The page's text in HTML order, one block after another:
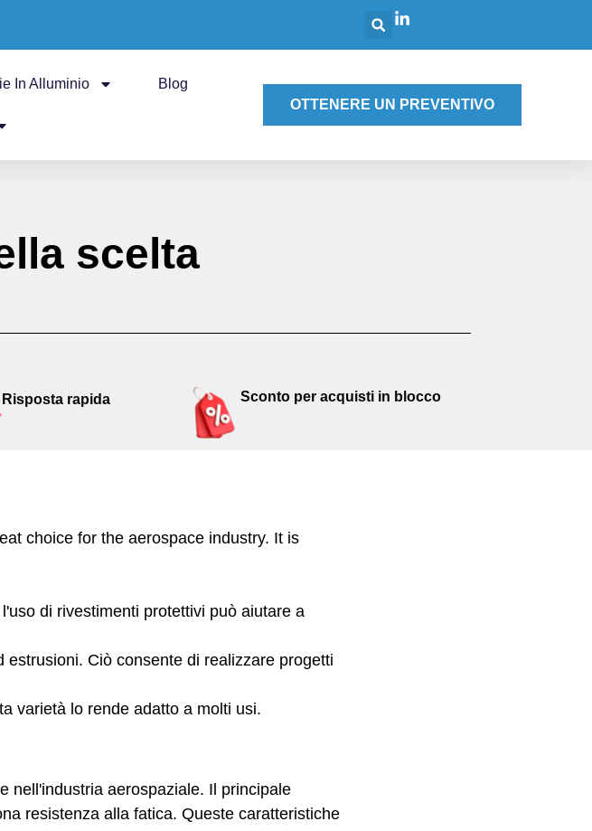
In Alluminio Blog
OTTENERE UN PREVENTIVO
scelta
Risposta rapida Sconto per acquisti in blocco
choice for the aerospace industry. It is
di rivestimenti protettivi può aiutare a
Ciò consente di realizzare progetti
varietà lo rende adatto a molti usi.
nell'industria aerospaziale. Il principale
resistenza alla fatica. Queste caratteristiche